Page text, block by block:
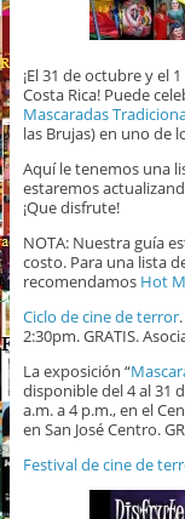
¡El 31 de octubre y el
Costa Rica! Puede
Mascaradas
las Brujas) en uno de
Aquí le tenemos una
estaremos
¡Que disfrute!
NOTA: Nuestra guía
costo. Para una lista
recomendamos Hot
Ciclo de cine de terror
2:30pm. GRATIS.
La exposición “
disponible del 4 al 31
a.m. a 4 p.m., en el
en San José Centro.
Festival de cine de